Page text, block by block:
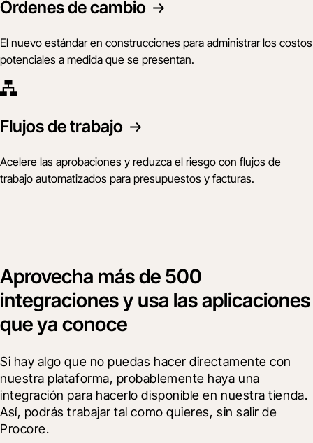
Órdenes de cambio
El nuevo estándar en construcciones para administrar los costos
potenciales a medida que se presentan.
Flujos de trabajo
Acelere las aprobaciones y reduzca el riesgo con flujos de
trabajo automatizados para presupuestos y facturas.
Aprovecha más de 500
integraciones y usa las aplicaciones
que ya conoce
Si hay algo que no puedas hacer directamente con
nuestra plataforma, probablemente haya una
integración para hacerlo disponible en nuestra tienda.
Así, podrás trabajar tal como quieres, sin salir de
Procore.